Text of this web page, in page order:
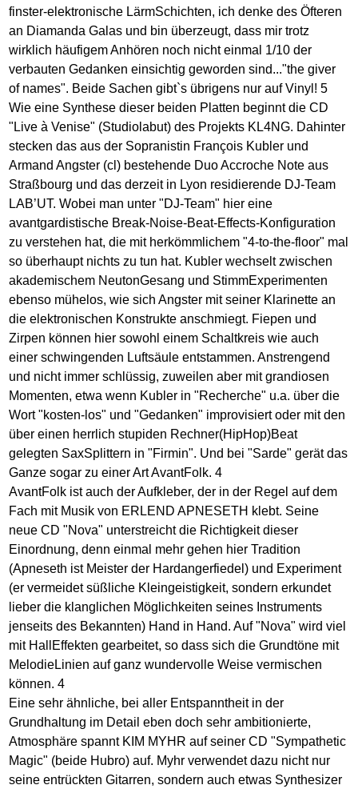
finster-elektronische LärmSchichten, ich denke des Öfteren
an Diamanda Galas und bin überzeugt, dass mir trotz
wirklich häufigem Anhören noch nicht einmal 1/10 der
verbauten Gedanken einsichtig geworden sind..."the giver
of names". Beide Sachen gibt`s übrigens nur auf Vinyl! 5
Wie eine Synthese dieser beiden Platten beginnt die CD
"Live à Venise" (Studiolabut) des Projekts KL4NG. Dahinter
stecken das aus der Sopranistin François Kubler und
Armand Angster (cl) bestehende Duo Accroche Note aus
Straßbourg und das derzeit in Lyon residierende DJ-Team
LAB’UT. Wobei man unter "DJ-Team" hier eine
avantgardistische Break-Noise-Beat-Effects-Konfiguration
zu verstehen hat, die mit herkömmlichem "4-to-the-floor" mal
so überhaupt nichts zu tun hat. Kubler wechselt zwischen
akademischem NeutonGesang und StimmExperimenten
ebenso mühelos, wie sich Angster mit seiner Klarinette an
die elektronischen Konstrukte anschmiegt. Fiepen und
Zirpen können hier sowohl einem Schaltkreis wie auch
einer schwingenden Luftsäule entstammen. Anstrengend
und nicht immer schlüssig, zuweilen aber mit grandiosen
Momenten, etwa wenn Kubler in "Recherche" u.a. über die
Wort "kosten-los" und "Gedanken" improvisiert oder mit den
über einen herrlich stupiden Rechner(HipHop)Beat
gelegten SaxSplittern in "Firmin". Und bei "Sarde" gerät das
Ganze sogar zu einer Art AvantFolk. 4
AvantFolk ist auch der Aufkleber, der in der Regel auf dem
Fach mit Musik von ERLEND APNESETH klebt. Seine
neue CD "Nova" unterstreicht die Richtigkeit dieser
Einordnung, denn einmal mehr gehen hier Tradition
(Apneseth ist Meister der Hardangerfiedel) und Experiment
(er vermeidet süßliche Kleingeistigkeit, sondern erkundet
lieber die klanglichen Möglichkeiten seines Instruments
jenseits des Bekannten) Hand in Hand. Auf "Nova" wird viel
mit HallEffekten gearbeitet, so dass sich die Grundtöne mit
MelodieLinien auf ganz wundervolle Weise vermischen
können. 4
Eine sehr ähnliche, bei aller Entspanntheit in der
Grundhaltung im Detail eben doch sehr ambitionierte,
Atmosphäre spannt KIM MYHR auf seiner CD "Sympathetic
Magic" (beide Hubro) auf. Myhr verwendet dazu nicht nur
seine entrückten Gitarren, sondern auch etwas Synthesizer